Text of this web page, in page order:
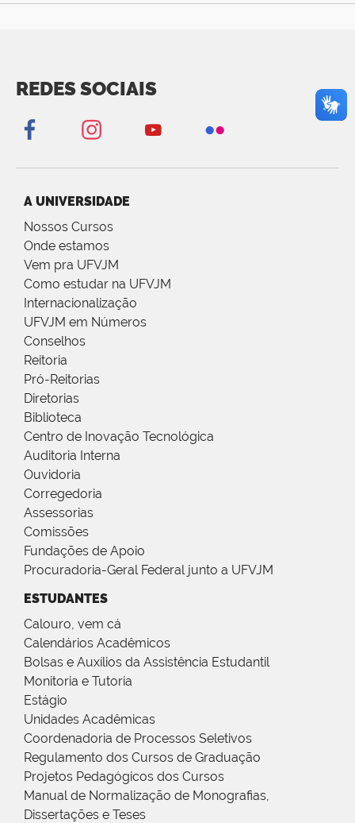
REDES SOCIAIS
A UNIVERSIDADE
Nossos Cursos
Onde estamos
Vem pra UFVJM
Como estudar na UFVJM
Internacionalização
UFVJM em Números
Conselhos
Reitoria
Pró-Reitorias
Diretorias
Biblioteca
Centro de Inovação Tecnológica
Auditoria Interna
Ouvidoria
Corregedoria
Assessorias
Comissões
Fundações de Apoio
Procuradoria-Geral Federal junto a UFVJM
ESTUDANTES
Calouro, vem cá
Calendários Acadêmicos
Bolsas e Auxílios da Assistência Estudantil
Monitoria e Tutoria
Estágio
Unidades Acadêmicas
Coordenadoria de Processos Seletivos
Regulamento dos Cursos de Graduação
Projetos Pedagógicos dos Cursos
Manual de Normalização de Monografias,
Dissertações e Teses